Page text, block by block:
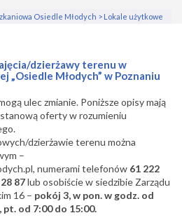
Osiedle Młodych > Lokale użytkowe
dzierżawy terenu w
„Osiedle Młodych” w Poznaniu
ulec zmianie. Poniższe opisy mają
oferty w rozumieniu
dzierżawie terenu można
–
numerami telefonów 61 222
87lub osobiście w siedzibie Zarządu
16 – pokój 3, w pon. w godz. od
pt. od 7:00 do 15:00.